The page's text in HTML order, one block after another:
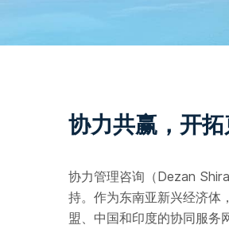
协力共赢，开
协力管理咨询（Dezan
持。作为东南亚新兴经济体
盟、中国和印度的协同服务